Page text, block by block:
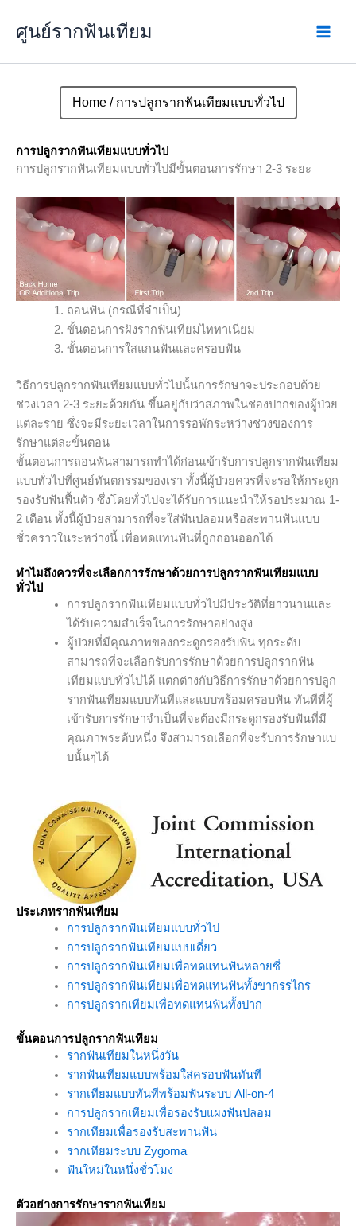
content
ศูนย์รากฟันเทียม
Home/ การปลูกรากฟันเทียมแบบทั่วไป
การปลูกรากฟันเทียมแบบทั่วไป
การปลูกรากฟันเทียมแบบทั่วไปมีขั้นตอนการรักษา 2-3 ระยะ
ถอนฟัน (กรณีที่จำเป็น)
ขั้นตอนการฝังรากฟันเทียมไททาเนียม
ขั้นตอนการใสแกนฟันและครอบฟัน
วิธีการปลูกรากฟันเทียมแบบทั่วไปนั้นการรักษาจะประกอบด้วย
ช่วงเวลา 2-3 ระยะด้วยกัน ขึ้นอยู่กับว่าสภาพในช่องปากของผู้ป่วย
แต่ละราย ซึ่งจะมีระยะเวลาในการรอพักระหว่างช่วงของการ
รักษาแต่ละขั้นตอน
ขั้นตอนการถอนฟันสามารถทำได้ก่อนเข้ารับการปลูกรากฟันเทียม
แบบทั่วไปที่ศูนย์ทันตกรรมของเรา ทั้งนี้ผู้ป่วยควรที่จะรอให้กระดูก
รองรับฟันฟื้นตัว ซึ่งโดยทั่วไปจะได้รับการแนะนำให้รอประมาณ 1-
2 เดือน ทั้งนี้ผู้ป่วยสามารถที่จะใส่ฟันปลอมหรือสะพานฟันแบบ
ชั่วคราวในระหว่างนี้ เพื่อทดแทนฟันที่ถูกถอนออกได้
ทำไมถึงควรที่จะเลือกการรักษาด้วยการปลูกรากฟันเทียมแบบ
ทั่วไป
การปลูกรากฟันเทียมแบบทั่วไปมีประวัติที่ยาวนานและ
ได้รับความสำเร็จในการรักษาอย่างสูง
ผู้ป่วยที่มีคุณภาพของกระดูกรองรับฟัน ทุกระดับ
สามารถที่จะเลือกรับการรักษาด้วยการปลูกรากฟัน
เทียมแบบทั่วไปได้ แตกต่างกับวิธีการรักษาด้วยการปลูก
รากฟันเทียมแบบทันทีและแบบพร้อมครอบฟัน ทันทีที่ผู้
เข้ารับการรักษาจำเป็นที่จะต้องมีกระดูกรองรับฟันที่มี
คุณภาพระดับหนึ่ง จึงสามารถเลือกที่จะรับการรักษาแบ
บนั้นๆได้
ประเภทรากฟันเทียม
การปลูกรากฟันเทียมแบบทั่วไป
การปลูกรากฟันเทียมแบบเดี่ยว
การปลูกรากฟันเทียมเพื่อทดแทนฟันหลายซี่
การปลูกรากฟันเทียมเพื่อทดแทนฟันทั้งขากรรไกร
การปลูกรากเทียมเพื่อทดแทนฟันทั้งปาก
ขั้นตอนการปลูกรากฟันเทียม
รากฟันเทียมในหนึ่งวัน
รากฟันเทียมแบบพร้อมใส่ครอบฟันทันที
รากเทียมแบบทันทีพร้อมฟันระบบ All-on-4
การปลูกรากเทียมเพื่อรองรับแผงฟันปลอม
รากเทียมเพื่อรองรับสะพานฟัน
รากเทียมระบบ Zygoma
ฟันใหม่ในหนึ่งชั่วโมง
ตัวอย่างการรักษารากฟันเทียม